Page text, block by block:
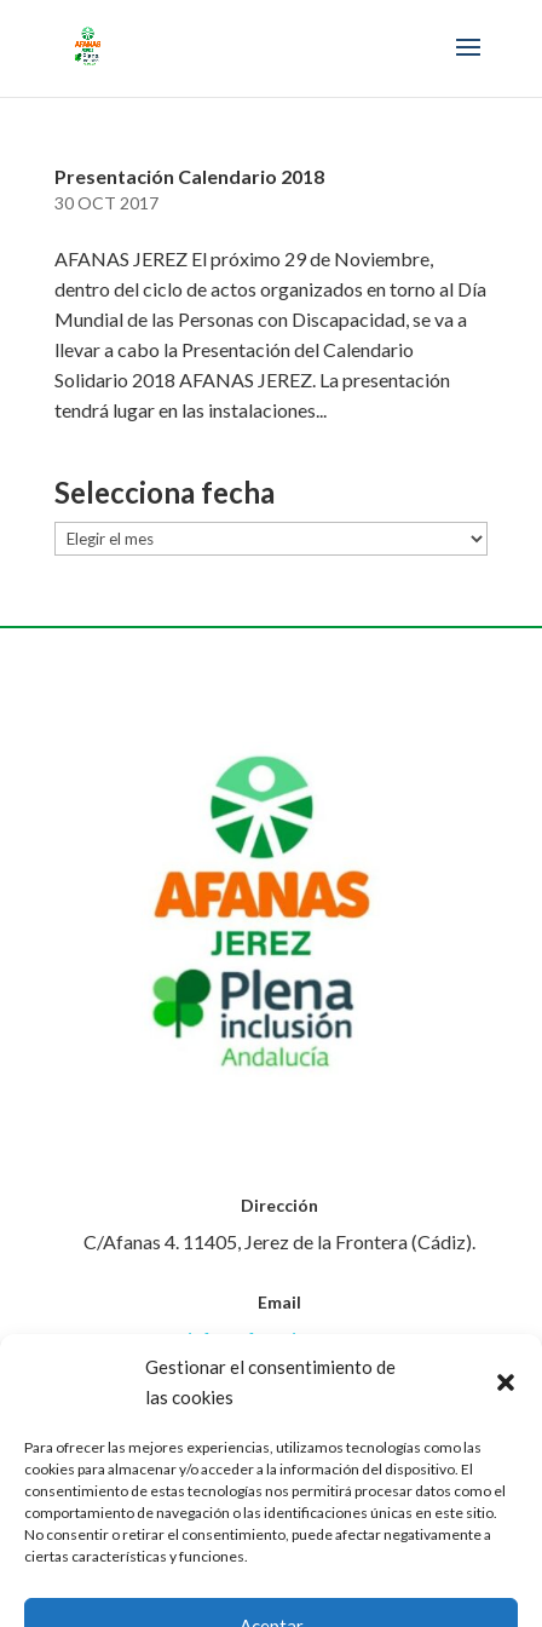
Gestionar el consentimiento de
las cookies
Para ofrecer las mejores experiencias, utilizamos tecnologías como las
cookies para almacenar y/o acceder a la información del dispositivo. El
consentimiento de estas tecnologías nos permitirá procesar datos como el
comportamiento de navegación o las identificaciones únicas en este sitio.
No consentir o retirar el consentimiento, puede afectar negativamente a
ciertas características y funciones.
Presentación Calendario 2018
30 OCT 2017
AFANAS JEREZ El próximo 29 de Noviembre,
dentro del ciclo de actos organizados en torno al Día
Mundial de las Personas con Discapacidad, se va a
llevar a cabo la Presentación del Calendario
Solidario 2018 AFANAS JEREZ. La presentación
tendrá lugar en las instalaciones...
Selecciona fecha
Selecciona
Dirección
C/Afanas 4. 11405, Jerez de la Frontera (Cádiz).
Email
info@afanasjerez.com
Aviso Legal